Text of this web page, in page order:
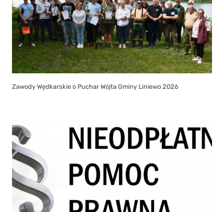
Zawody Wędkarskie o Puchar Wójta Gminy Liniewo 2026